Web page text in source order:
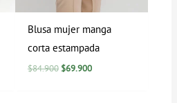
Blusa mujer manga
corta estampada
$84.900 $69.900